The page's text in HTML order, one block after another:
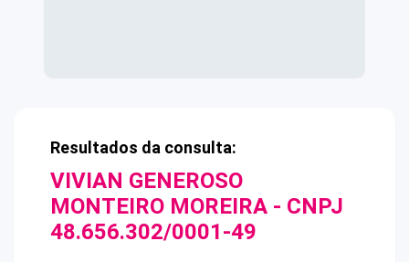
Resultados da consulta:
VIVIAN GENEROSO
MONTEIRO MOREIRA - CNPJ
48.656.302/0001-49